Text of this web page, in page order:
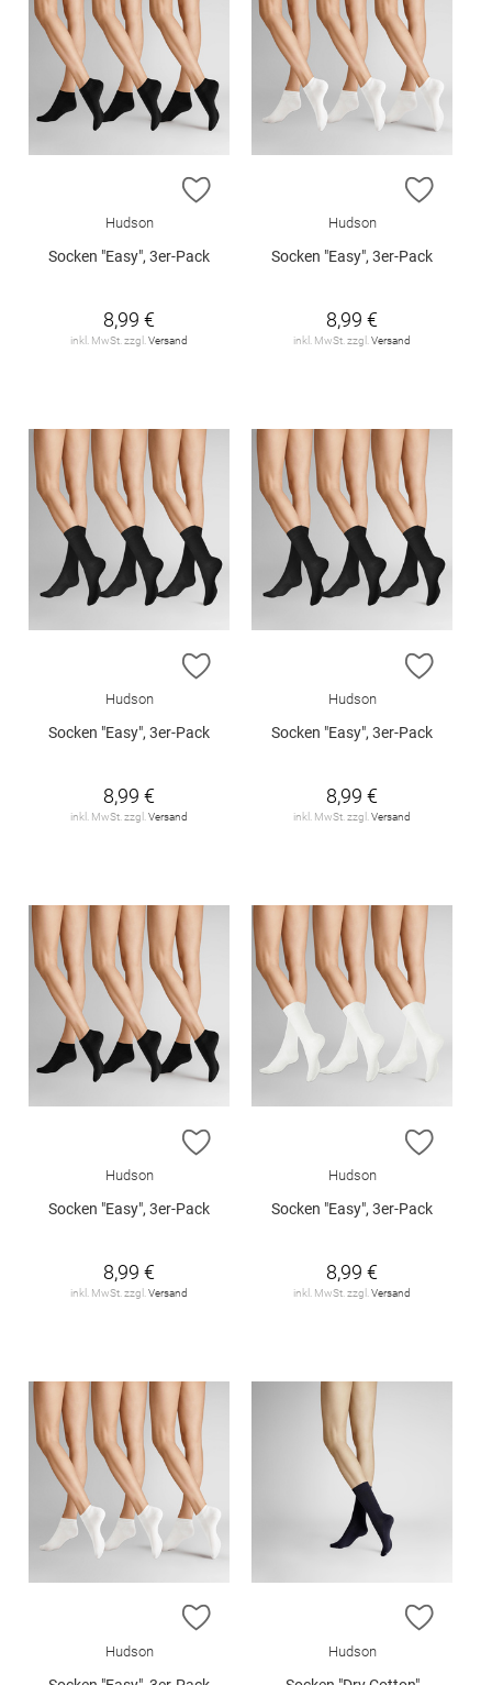
ZUR WUNSCHLISTE HINZUFÜGEN
Hudson
Socken "Easy", 3er-Pack
8,99 €
inkl. MwSt. zzgl. Versand
ZUR
Hudson
Socken "Easy", 3er-Pack
8,99 €
inkl. MwSt. zzgl. Versand
ZUR WUNSCHLISTE HINZUFÜGEN
Hudson
Socken "Easy", 3er-Pack
8,99 €
inkl. MwSt. zzgl. Versand
ZUR
Hudson
Socken "Easy", 3er-Pack
8,99 €
inkl. MwSt. zzgl. Versand
ZUR WUNSCHLISTE HINZUFÜGEN
Hudson
Socken "Easy", 3er-Pack
8,99 €
inkl. MwSt. zzgl. Versand
ZUR
Hudson
Socken "Easy", 3er-Pack
8,99 €
inkl. MwSt. zzgl. Versand
ZUR WUNSCHLISTE HINZUFÜGEN
Hudson
ZUR
Hudson